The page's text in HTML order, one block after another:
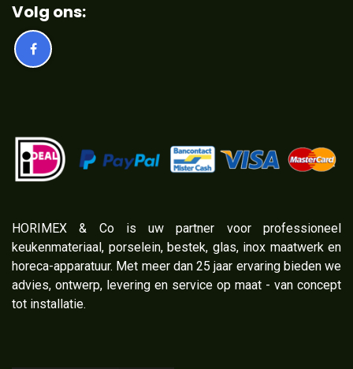
Volg ons:
​HORIMEX & Co is uw partner voor professioneel
keukenmateriaal, porselein, bestek, glas, inox maatwerk en
horeca-apparatuur. Met meer dan 25 jaar ervaring bieden we
advies, ontwerp, levering en service op maat - van concept
tot installatie.